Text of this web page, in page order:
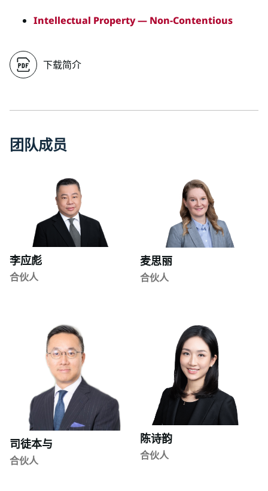
Intellectual Property — Non-Contentious
下载简介
团队成员
李应彪
合伙人
麦思丽
合伙人
司徒本与
合伙人
陈诗韵
合伙人